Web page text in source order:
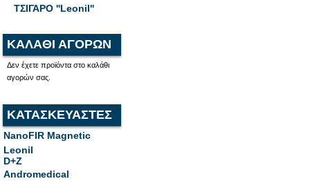
ΤΣΙΓΑΡΟ ''Leonil''
ΚΑΛΑΘΙ ΑΓΟΡΩΝ
Δεν έχετε προϊόντα στο καλάθι
αγορών σας.
ΚΑΤΑΣΚΕΥΑΣΤΕΣ
NanoFIR Magnetic
Leonil
D+Z
Andromedical